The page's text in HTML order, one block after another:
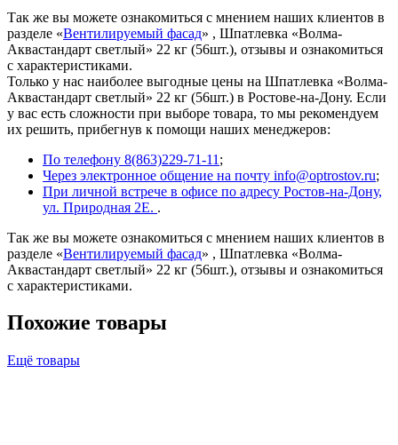
Так же вы можете ознакомиться с мнением наших клиентов в
разделе «Вентилируемый фасад» , Шпатлевка «Волма-
Аквастандарт светлый» 22 кг (56шт.), отзывы и ознакомиться
с характеристиками.
Только у нас наиболее выгодные цены на Шпатлевка «Волма-
Аквастандарт светлый» 22 кг (56шт.) в Ростове-на-Дону. Если
у вас есть сложности при выборе товара, то мы рекомендуем
их решить, прибегнув к помощи наших менеджеров:
По телефону 8(863)229-71-11 ;
Через электронное общение на почту info@optrostov.ru;
При личной встрече в офисе по адресу Ростов-на-Дону,
ул. Природная 2Е. .
Так же вы можете ознакомиться с мнением наших клиентов в
разделе «Вентилируемый фасад» , Шпатлевка «Волма-
Аквастандарт светлый» 22 кг (56шт.), отзывы и ознакомиться
с характеристиками.
Похожие товары
Ещё товары